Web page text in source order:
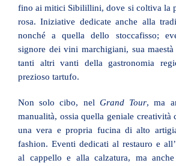
fino ai mitici Sibilillini, dove si coltiva la
rosa. Iniziative dedicate anche alla
nonché a quella dello stoccafisso;
signore dei vini marchigiani, sua
tanti altri vanti della gastronomia
prezioso tartufo.
Non solo cibo, nel Grand Tour, ma
manualità, ossia quella geniale creatività
una vera e propria fucina di alto
fashion. Eventi dedicati al restauro e
al cappello e alla calzatura, ma